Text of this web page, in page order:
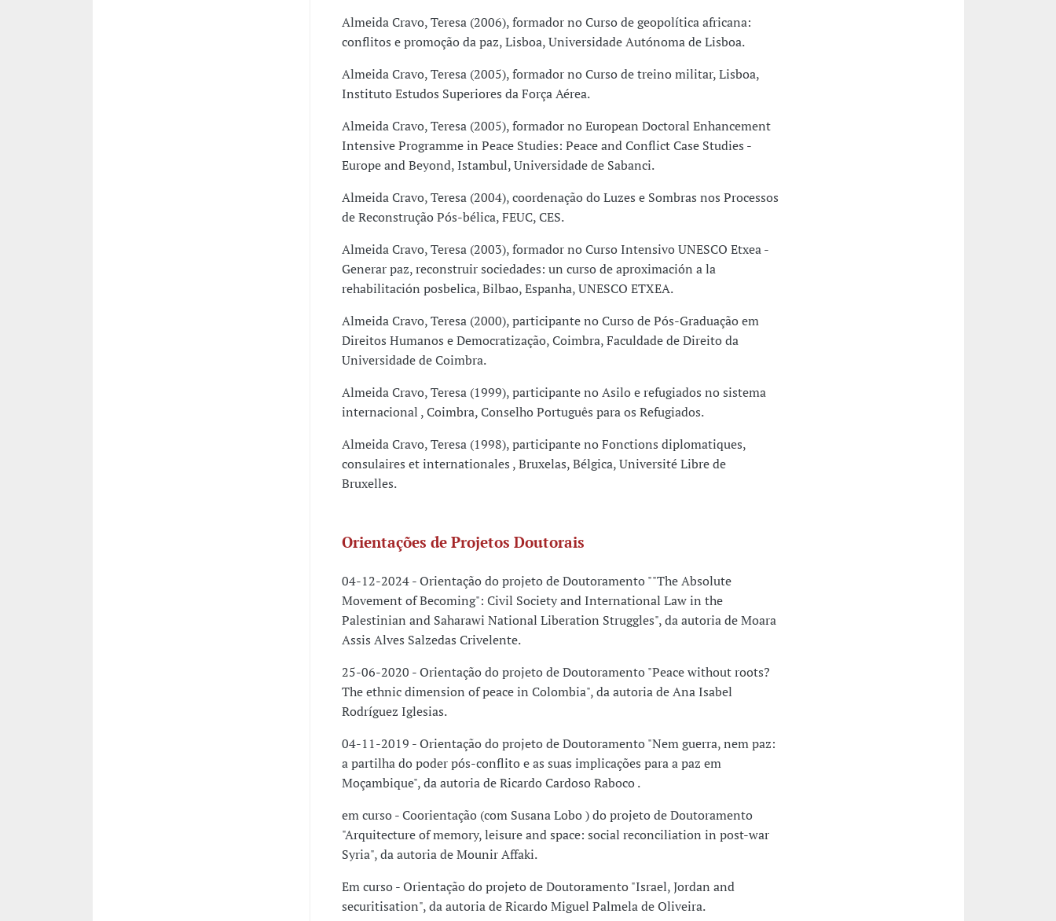
Almeida Cravo, Teresa (2006), formador no Curso de geopolítica africana:
conflitos e promoção da paz, Lisboa, Universidade Autónoma de Lisboa.
Almeida Cravo, Teresa (2005), formador no Curso de treino militar, Lisboa,
Instituto Estudos Superiores da Força Aérea.
Almeida Cravo, Teresa (2005), formador no European Doctoral Enhancement
Intensive Programme in Peace Studies: Peace and Conflict Case Studies -
Europe and Beyond, Istambul, Universidade de Sabanci.
Almeida Cravo, Teresa (2004), coordenação do Luzes e Sombras nos Processos
de Reconstrução Pós-bélica, FEUC, CES.
Almeida Cravo, Teresa (2003), formador no Curso Intensivo UNESCO Etxea -
Generar paz, reconstruir sociedades: un curso de aproximación a la
rehabilitación posbelica, Bilbao, Espanha, UNESCO ETXEA.
Almeida Cravo, Teresa (2000), participante no Curso de Pós-Graduação em
Direitos Humanos e Democratização, Coimbra, Faculdade de Direito da
Universidade de Coimbra.
Almeida Cravo, Teresa (1999), participante no Asilo e refugiados no sistema
internacional , Coimbra, Conselho Português para os Refugiados.
Almeida Cravo, Teresa (1998), participante no Fonctions diplomatiques,
consulaires et internationales , Bruxelas, Bélgica, Université Libre de
Bruxelles.
Orientações de Projetos Doutorais
04-12-2024 - Orientação do projeto de Doutoramento ""The Absolute
Movement of Becoming": Civil Society and International Law in the
Palestinian and Saharawi National Liberation Struggles", da autoria de Moara
Assis Alves Salzedas Crivelente.
25-06-2020 - Orientação do projeto de Doutoramento "Peace without roots?
The ethnic dimension of peace in Colombia", da autoria de Ana Isabel
Rodríguez Iglesias.
04-11-2019 - Orientação do projeto de Doutoramento "Nem guerra, nem paz:
a partilha do poder pós-conflito e as suas implicações para a paz em
Moçambique", da autoria de Ricardo Cardoso Raboco .
em curso - Coorientação (com Susana Lobo ) do projeto de Doutoramento
"Arquitecture of memory, leisure and space: social reconciliation in post-war
Syria", da autoria de Mounir Affaki.
Em curso - Orientação do projeto de Doutoramento "Israel, Jordan and
securitisation", da autoria de Ricardo Miguel Palmela de Oliveira.